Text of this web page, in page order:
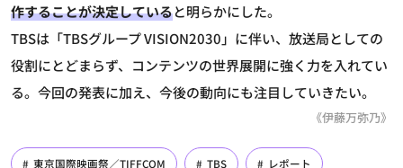
作することが決定していると明らかにした。
TBSは「TBSグループ VISION2030」に伴い、放送局としての
役割にとどまらず、コンテンツの世界展開に強く力を入れてい
る。今回の発表に加え、今後の動向にも注目していきたい。
《伊藤万弥乃》
東京国際映画祭／TIFFCOM TBS レポート